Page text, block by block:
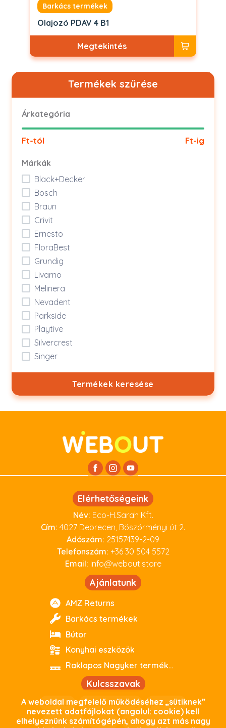
Barkács termékek
Olajozó PDAV 4 B1
Megtekintés
Termékek szűrése
Árkategória
Ft-tól Ft-ig
Márkák
Black+Decker
Bosch
Braun
Crivit
Ernesto
FloraBest
Grundig
Livarno
Melinera
Nevadent
Parkside
Playtive
Silvercrest
Singer
Termékek keresése
Elérhetőségeink
Név: Eco-H.Sarah Kft.
Cím: 4027 Debrecen, Böszörményi út 2.
Adószám: 25157439-2-09
Telefonszám: +36 30 504 5572
Email: info@webout.store
Ajánlatunk
AMZ Returns
Barkács termékek
Bútor
Konyhai eszközök
Raklapos Nagyker termékeink
Kulcsszavak
webout kiváló minőség
parkside
debrecen
outlet használtoutlet
A weboldal megfelelő működéséhez „sütiknek”
nevezett adatfájlokat (angolul: cookie) kell
elhelyeznünk számítógépén, ahogy azt más nagy